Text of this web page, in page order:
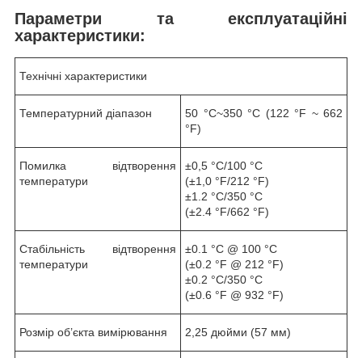
Параметри та експлуатаційні
характеристики:
Технічні характеристики
Температурний діапазон
50 °C~350 °C (122 °F ~ 662
°F)
Помилка відтворення
температури
±0,5 °C/100 °C
(±1,0 °F/212 °F)
±1.2 °C/350 °C
(±2.4 °F/662 °F)
Стабільність відтворення
температури
±0.1 °С @ 100 °C
(±0.2 °F @ 212 °F)
±0.2 °C/350 °C
(±0.6 °F @ 932 °F)
Розмір об’єкта вимірювання 2,25 дюйми (57 мм)